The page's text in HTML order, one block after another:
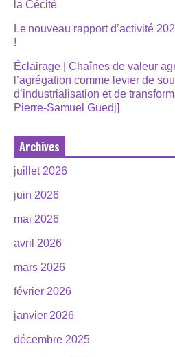
la Cécité
Le nouveau rapport d’activité
!
Éclairage | Chaînes de valeur
l’agrégation comme levier de
d’industrialisation et de
Pierre-Samuel Guedj]
Archives
juillet 2026
juin 2026
mai 2026
avril 2026
mars 2026
février 2026
janvier 2026
décembre 2025